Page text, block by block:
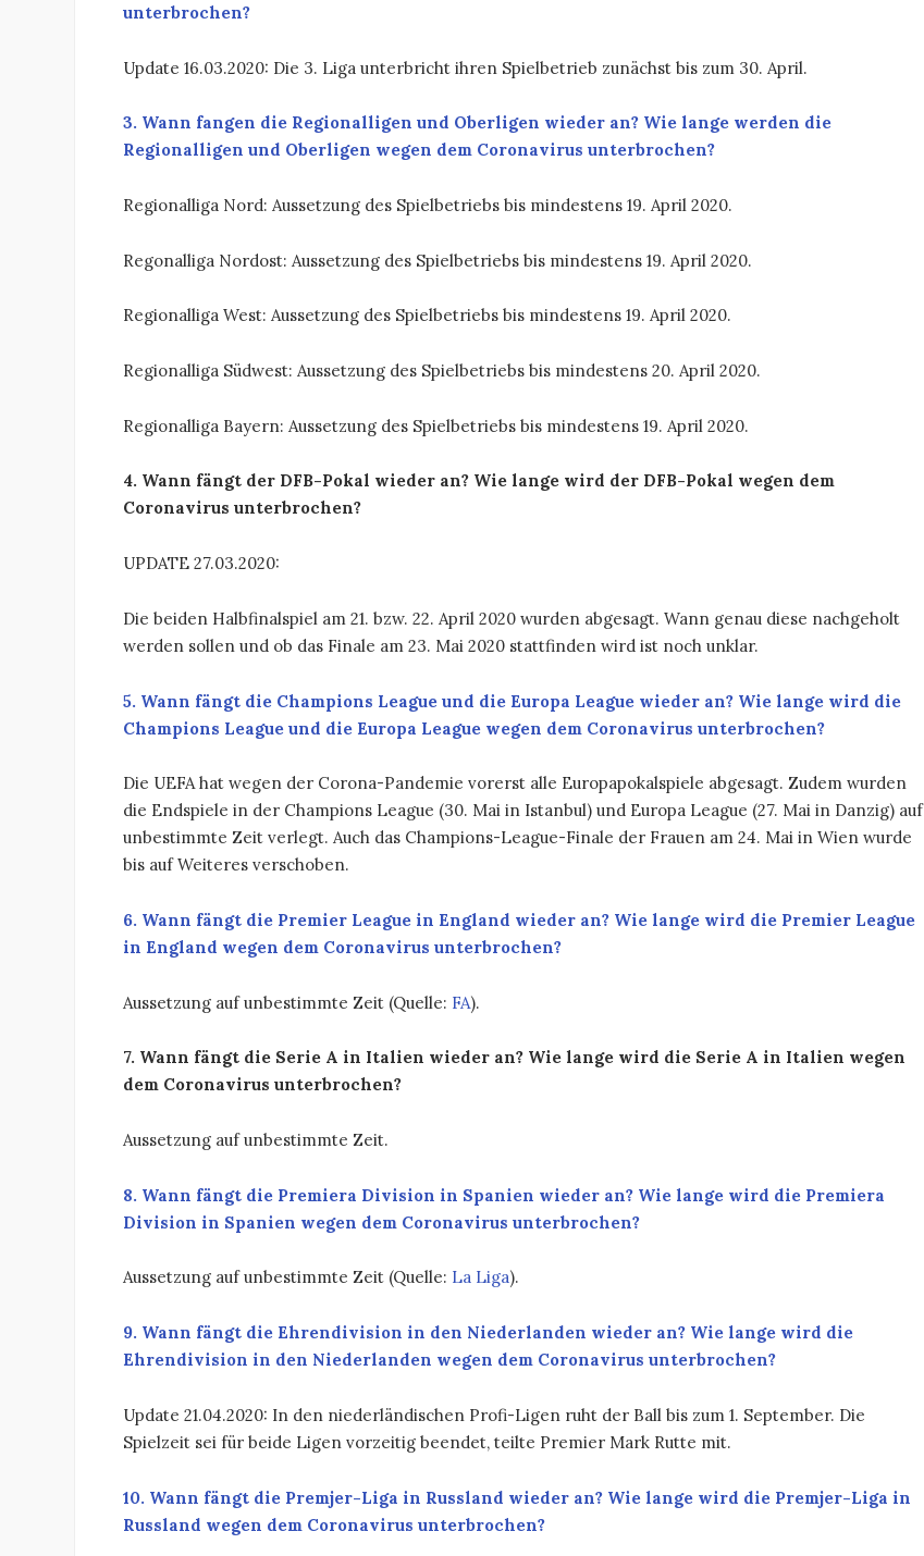
unterbrochen?
Update 16.03.2020: Die 3. Liga unterbricht ihren Spielbetrieb zunächst bis zum 30. April.
3. Wann fangen die Regionalligen und Oberligen wieder an? Wie lange werden die
Regionalligen und Oberligen wegen dem Coronavirus unterbrochen?
Regionalliga Nord: Aussetzung des Spielbetriebs bis mindestens 19. April 2020.
Regonalliga Nordost: Aussetzung des Spielbetriebs bis mindestens 19. April 2020.
Regionalliga West: Aussetzung des Spielbetriebs bis mindestens 19. April 2020.
Regionalliga Südwest: Aussetzung des Spielbetriebs bis mindestens 20. April 2020.
Regionalliga Bayern: Aussetzung des Spielbetriebs bis mindestens 19. April 2020.
4. Wann fängt der DFB-Pokal wieder an? Wie lange wird der DFB-Pokal wegen dem
Coronavirus unterbrochen?
UPDATE 27.03.2020:
Die beiden Halbfinalspiel am 21. bzw. 22. April 2020 wurden abgesagt. Wann genau diese nachgeholt
werden sollen und ob das Finale am 23. Mai 2020 stattfinden wird ist noch unklar.
5. Wann fängt die Champions League und die Europa League wieder an? Wie lange wird die
Champions League und die Europa League wegen dem Coronavirus unterbrochen?
Die UEFA hat wegen der Corona-Pandemie vorerst alle Europapokalspiele abgesagt. Zudem wurden
die Endspiele in der Champions League (30. Mai in Istanbul) und Europa League (27. Mai in Danzig) auf
unbestimmte Zeit verlegt. Auch das Champions-League-Finale der Frauen am 24. Mai in Wien wurde
bis auf Weiteres verschoben.
6. Wann fängt die Premier League in England wieder an? Wie lange wird die Premier League
in England wegen dem Coronavirus unterbrochen?
Aussetzung auf unbestimmte Zeit (Quelle: FA).
7. Wann fängt die Serie A in Italien wieder an? Wie lange wird die Serie A in Italien wegen
dem Coronavirus unterbrochen?
Aussetzung auf unbestimmte Zeit.
8. Wann fängt die Premiera Division in Spanien wieder an? Wie lange wird die Premiera
Division in Spanien wegen dem Coronavirus unterbrochen?
Aussetzung auf unbestimmte Zeit (Quelle: La Liga).
9. Wann fängt die Ehrendivision in den Niederlanden wieder an? Wie lange wird die
Ehrendivision in den Niederlanden wegen dem Coronavirus unterbrochen?
Update 21.04.2020: In den niederländischen Profi-Ligen ruht der Ball bis zum 1. September. Die
Spielzeit sei für beide Ligen vorzeitig beendet, teilte Premier Mark Rutte mit.
10. Wann fängt die Premjer-Liga in Russland wieder an? Wie lange wird die Premjer-Liga in
Russland wegen dem Coronavirus unterbrochen?